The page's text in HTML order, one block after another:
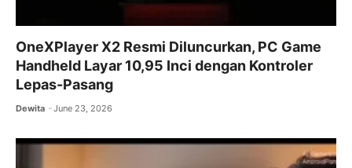
OneXPlayer X2 Resmi Diluncurkan, PC Game
Handheld Layar 10,95 Inci dengan Kontroler
Lepas-Pasang
Dewita June 23, 2026